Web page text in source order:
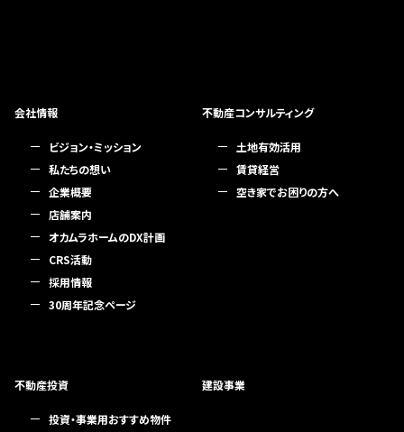
会社情報
ビジョン・ミッション
私たちの想い
企業概要
店舗案内
オカムラホームのDX計画
CRS活動
採用情報
30周年記念ページ
不動産コンサルティング
土地有効活用
賃貸経営
空き家でお困りの方へ
不動産投資
投資・事業用おすすめ物件
建設事業